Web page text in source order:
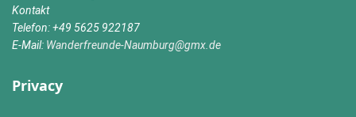
Kontakt
Telefon: +49 5625 922187
E-Mail: Wanderfreunde-Naumburg@gmx.de
Privacy